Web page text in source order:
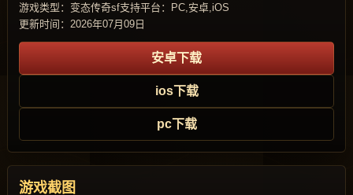
游戏类型：变态传奇sf支持平台：PC,安卓,iOS
更新时间：2026年07月09日
安卓下载
ios下载
pc下载
游戏截图